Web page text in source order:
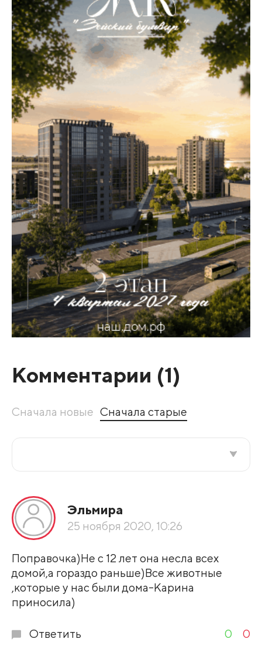
Комментарии (1)
Сначала новые Сначала старые
По рейтингу
Развернуть все
Эльмира
25 ноября 2020, 10:26
Поправочка)Не с 12 лет она несла всех
домой,а гораздо раньше)Все животные
,которые у нас были дома-Карина
приносила)
Ответить 0 0